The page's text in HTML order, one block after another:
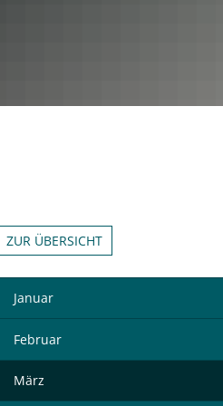
ZUR ÜBERSICHT
Januar
Februar
März